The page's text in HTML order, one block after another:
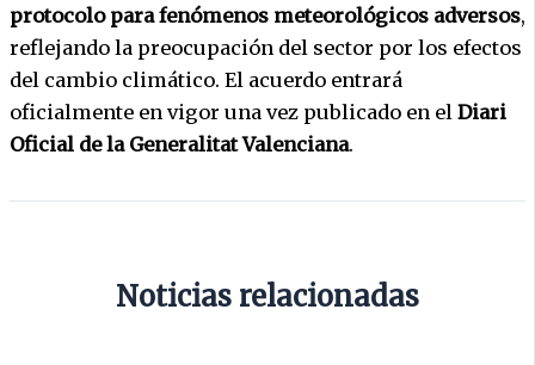
protocolo para fenómenos meteorológicos adversos,
reflejando la preocupación del sector por los efectos
del cambio climático. El acuerdo entrará
oficialmente en vigor una vez publicado en el Diari
Oficial de la Generalitat Valenciana.
Noticias relacionadas